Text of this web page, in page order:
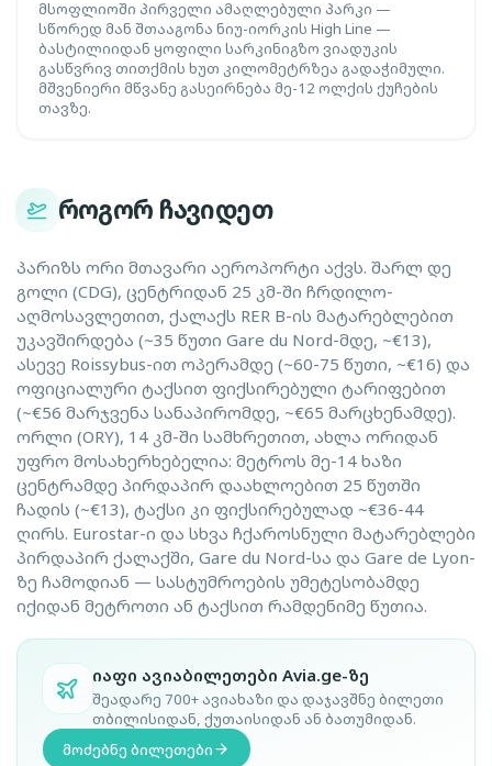
მსოფლიოში პირველი ამაღლებული პარკი —
სწორედ მან შთააგონა ნიუ-იორკის High Line —
ბასტილიიდან ყოფილი სარკინიგზო ვიადუკის
გასწვრივ თითქმის ხუთ კილომეტრზეა გადაჭიმული.
მშვენიერი მწვანე გასეირნება მე-12 ოლქის ქუჩების
თავზე.
როგორ ჩავიდეთ
პარიზს ორი მთავარი აეროპორტი აქვს. შარლ დე
გოლი (CDG), ცენტრიდან 25 კმ-ში ჩრდილო-
აღმოსავლეთით, ქალაქს RER B-ის მატარებლებით
უკავშირდება (~35 წუთი Gare du Nord-მდე, ~€13),
ასევე Roissybus-ით ოპერამდე (~60-75 წუთი, ~€16) და
ოფიციალური ტაქსით ფიქსირებული ტარიფებით
(~€56 მარჯვენა სანაპირომდე, ~€65 მარცხენამდე).
ორლი (ORY), 14 კმ-ში სამხრეთით, ახლა ორიდან
უფრო მოსახერხებელია: მეტროს მე-14 ხაზი
ცენტრამდე პირდაპირ დაახლოებით 25 წუთში
ჩადის (~€13), ტაქსი კი ფიქსირებულად ~€36-44
ღირს. Eurostar-ი და სხვა ჩქაროსნული მატარებლები
პირდაპირ ქალაქში, Gare du Nord-სა და Gare de Lyon-
ზე ჩამოდიან — სასტუმროების უმეტესობამდე
იქიდან მეტროთი ან ტაქსით რამდენიმე წუთია.
იაფი ავიაბილეთები Avia.ge-ზე
შეადარე 700+ ავიახაზი და დაჯავშნე ბილეთი
თბილისიდან, ქუთაისიდან ან ბათუმიდან.
მოძებნე ბილეთები